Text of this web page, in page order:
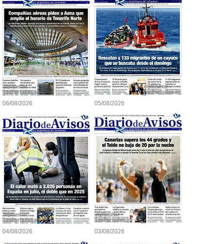
06/08/2026 05/08/2026
04/08/2026 03/08/2026